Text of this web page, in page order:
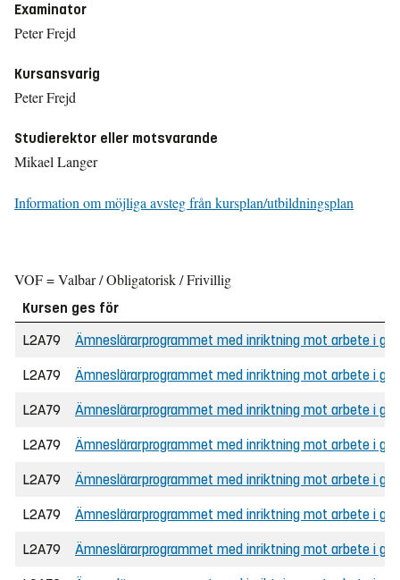
Examinator
Peter Frejd
Kursansvarig
Peter Frejd
Studierektor eller motsvarande
Mikael Langer
Information om möjliga avsteg från kursplan/utbildningsplan
VOF = Valbar / Obligatorisk / Frivillig
Kursen ges för
L2A79
Ämneslärarprogrammet med inriktning mot arbete i
L2A79 Ämneslärarprogrammet med inriktning mot arbete i
L2A79 Ämneslärarprogrammet med inriktning mot arbete i
L2A79 Ämneslärarprogrammet med inriktning mot arbete i
L2A79 Ämneslärarprogrammet med inriktning mot arbete i
L2A79 Ämneslärarprogrammet med inriktning mot arbete i
L2A79 Ämneslärarprogrammet med inriktning mot arbete i